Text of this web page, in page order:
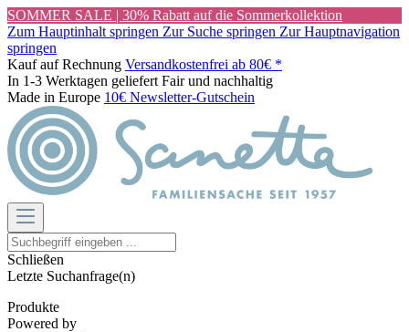
SOMMER SALE | 30% Rabatt auf die Sommerkollektion
Zum Hauptinhalt springen Zur Suche springen Zur Hauptnavigation
springen
Kauf auf Rechnung Versandkostenfrei ab 80€ *
In 1-3 Werktagen geliefert Fair und nachhaltig
Made in Europe 10€ Newsletter-Gutschein
Schließen
Letzte Suchanfrage(n)
Produkte
Powered by